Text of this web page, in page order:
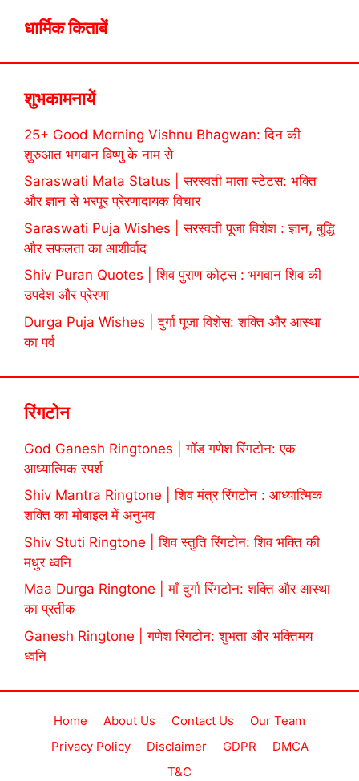
धार्मिक किताबें
शुभकामनायें
25+ Good Morning Vishnu Bhagwan: दिन की
शुरुआत भगवान विष्णु के नाम से
Saraswati Mata Status | सरस्वती माता स्टेटस: भक्ति
और ज्ञान से भरपूर प्रेरणादायक विचार
Saraswati Puja Wishes | सरस्वती पूजा विशेश : ज्ञान, बुद्धि
और सफलता का आशीर्वाद
Shiv Puran Quotes | शिव पुराण कोट्स : भगवान शिव की
उपदेश और प्रेरणा
Durga Puja Wishes | दुर्गा पूजा विशेस: शक्ति और आस्था
का पर्व
रिंगटोन
God Ganesh Ringtones | गॉड गणेश रिंगटोन: एक
आध्यात्मिक स्पर्श
Shiv Mantra Ringtone | शिव मंत्र रिंगटोन : आध्यात्मिक
शक्ति का मोबाइल में अनुभव
Shiv Stuti Ringtone | शिव स्तुति रिंगटोन: शिव भक्ति की
मधुर ध्वनि
Maa Durga Ringtone | माँ दुर्गा रिंगटोन: शक्ति और आस्था
का प्रतीक
Ganesh Ringtone | गणेश रिंगटोन: शुभता और भक्तिमय
ध्वनि
Home About Us Contact Us
Our Team
Privacy Policy
Disclaimer GDPR
DMCA
T&C